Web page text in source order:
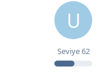
U
Seviye62